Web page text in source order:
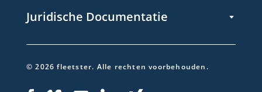
Juridische Documentatie
©2026 fleetster. Alle rechten voorbehouden.